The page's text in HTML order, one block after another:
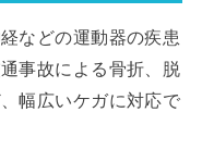
などの運動器の疾患
事故による骨折、脱
幅広いケガに対応で